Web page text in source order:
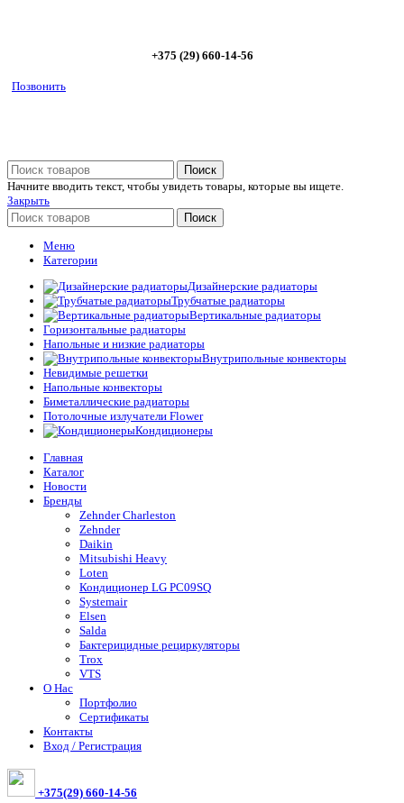
+375 (29) 660-14-56
Позвонить
Поиск
Начните вводить текст, чтобы увидеть товары, которые вы ищете.
Закрыть
Поиск
Меню
Категории
Дизайнерские радиаторы
Трубчатые радиаторы
Вертикальные радиаторы
Горизонтальные радиаторы
Напольные и низкие радиаторы
Внутрипольные конвекторы
Невидимые решетки
Напольные конвекторы
Биметаллические радиаторы
Потолочные излучатели Flower
Кондиционеры
Главная
Каталог
Новости
Бренды
Zehnder Charleston
Zehnder
Daikin
Mitsubishi Heavy
Loten
Кондиционер LG PC09SQ
Systemair
Elsen
Salda
Бактерицидные рециркуляторы
Trox
VTS
О Нас
Портфолио
Сертификаты
Контакты
Вход / Регистрация
+375(29) 660-14-56